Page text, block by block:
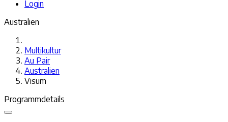
Login
Australien
Multikultur
Au Pair
Australien
Visum
Programmdetails